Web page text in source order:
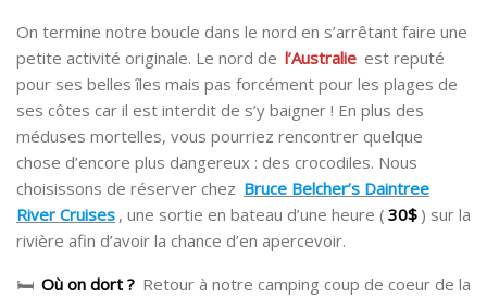
On termine notre boucle dans le nord en s’arrêtant faire une
petite activité originale. Le nord de l’Australie est reputé
pour ses belles îles mais pas forcément pour les plages de
ses côtes car il est interdit de s’y baigner ! En plus des
méduses mortelles, vous pourriez rencontrer quelque
chose d’encore plus dangereux : des crocodiles. Nous
choisissons de réserver chez Bruce Belcher’s Daintree
River Cruises , une sortie en bateau d’une heure ( 30$ ) sur la
rivière afin d’avoir la chance d’en apercevoir.
🛏 Où on dort ? Retour à notre camping coup de coeur de la